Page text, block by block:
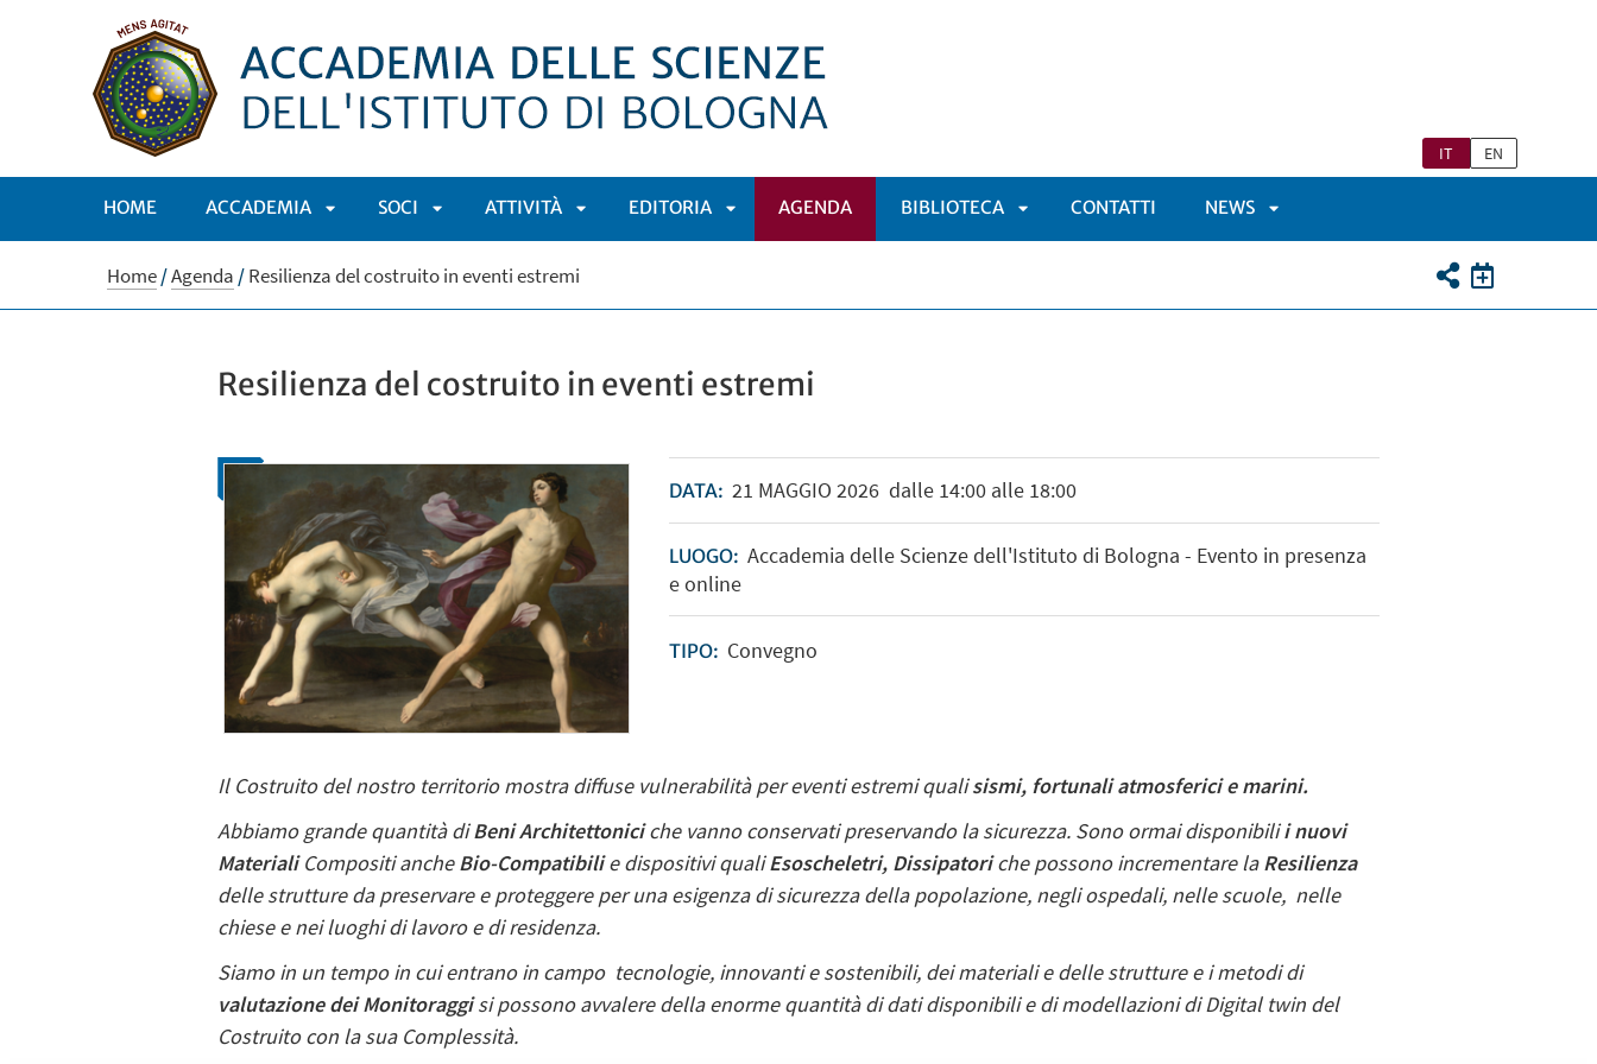
IT EN
HOME ACCADEMIA
APRI
SOCI
APRI
ATTIVITÀ
APRI
EDITORIA AGENDA BIBLIOTECA CONTATTI NEWS
Home/Agenda /Resilienza del costruito in eventi estremi
Resilienza del costruito in eventi estremi
DATA: 21 MAGGIO 2026dalle 14:00 alle 18:00
LUOGO: Accademia delle Scienze dell'Istituto di Bologna - Evento in presenza
e online
TIPO: Convegno
Il Costruito del nostro territorio mostra diffuse vulnerabilità per eventi estremi qualisismi, fortunali atmosferici e marini.
Abbiamo grande quantità diBeni Architettoniciche vanno conservati preservando la sicurezza. Sono ormai disponibilii nuovi
MaterialiCompositi ancheBio-Compatibilie dispositivi qualiEsoscheletri, Dissipatoriche possono incrementare laResilienza
delle strutture da preservare e proteggere per una esigenza di sicurezza della popolazione, negli ospedali, nelle scuole, nelle
chiese e nei luoghi di lavoro e di residenza.
Siamo in un tempo in cui entrano in campo tecnologie, innovanti e sostenibili, dei materiali e delle strutture e i metodi di
valutazione dei Monitoraggisi possono avvalere della enorme quantità di dati disponibili e di modellazioni di Digital twin del
Costruito con la sua Complessità.